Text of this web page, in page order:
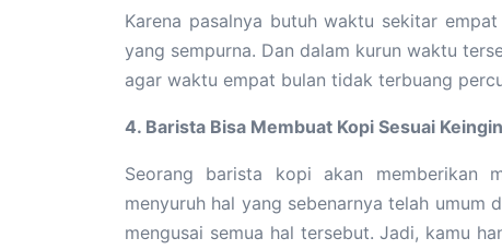
Karena pasalnya butuh waktu sekitar
yang sempurna. Dan dalam kurun waktu
agar waktu empat bulan tidak terbuang
4. Barista Bisa Membuat Kopi Sesuai
Seorang barista kopi akan memberikan
menyuruh hal yang sebenarnya telah umum
mengusai semua hal tersebut. Jadi, kamu